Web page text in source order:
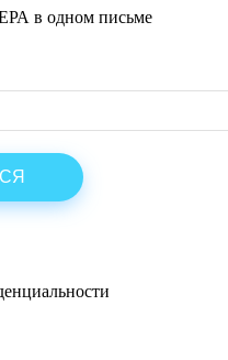
в одном письме